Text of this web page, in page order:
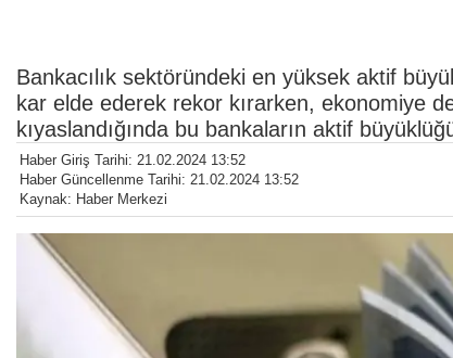
Bankacılık sektöründeki en yüksek aktif
kar elde ederek rekor kırarken, ekonomiye
kıyaslandığında bu bankaların aktif
Haber Giriş Tarihi: 21.02.2024 13:52
Haber Güncellenme Tarihi: 21.02.2024 13:52
Kaynak: Haber Merkezi